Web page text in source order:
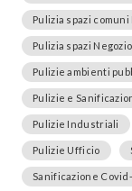
Pulizia spazi comuni
Pulizia spazi Negozio
Pulizie ambienti
Pulizie e
Pulizie Industriali
Pulizie Ufficio
Sanificazione